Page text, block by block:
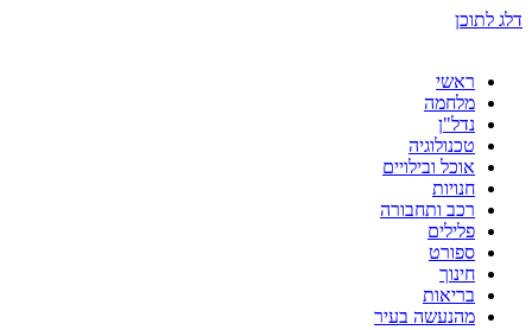
דלג לתוכן
ראשי
מלחמה
נדל"ן
טכנולוגיה
אוכל ובילויים
חנויות
רכב ותחבורה
פלילים
ספורט
חינוך
בריאות
מהנעשה בעיר